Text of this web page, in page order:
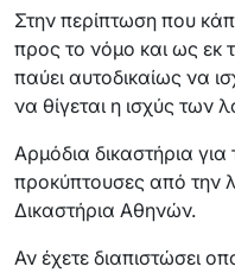
Στην περίπτωση που
προς το νόμο και ως εκ
παύει αυτοδικαίως να
να θίγεται η ισχύς των
Αρμόδια δικαστήρια
προκύπτουσες από την
Δικαστήρια Αθηνών.
Αν έχετε διαπιστώσει